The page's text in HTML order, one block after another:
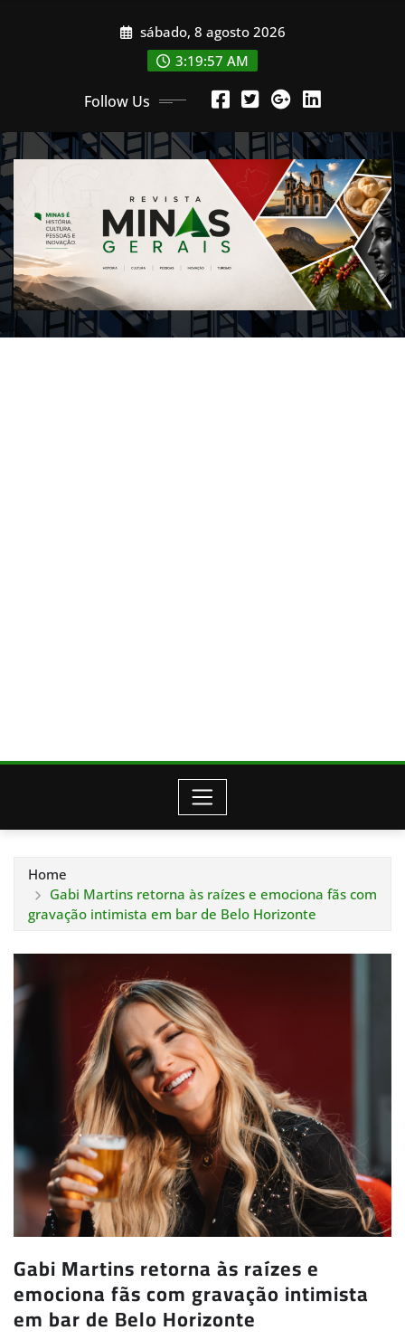
sábado, 8 agosto 2026
3:19:58 AM
Follow Us
Home
Gabi Martins retorna às raízes e emociona fãs com
gravação intimista em bar de Belo Horizonte
Gabi Martins retorna às raízes e
emociona fãs com gravação intimista
em bar de Belo Horizonte